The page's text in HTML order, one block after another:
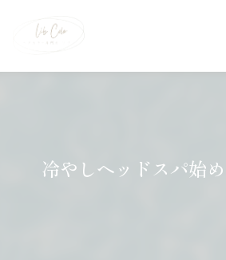
冷やしヘッドスパ始